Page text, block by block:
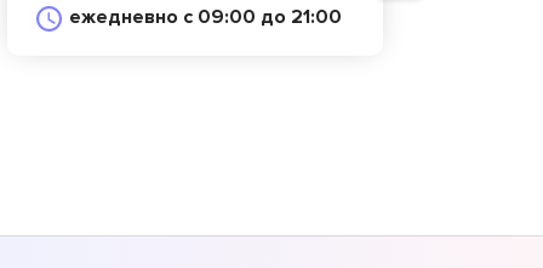
ежедневно с 09:00 до 21:00